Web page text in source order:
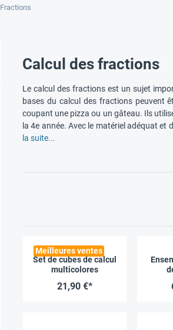
Fractions
Calcul des fractions
Le calcul des fractions est un sujet
bases du calcul des fractions peuvent
coupant une pizza ou un gâteau. Ils
la 4e année. Avec le matériel adéquat
la suite...
Meilleures ventes
Set de cubes de calcul
multicolores
21,90 €*